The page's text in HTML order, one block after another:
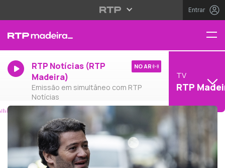
Entrar
RTP Notícias (RTP
Madeira)
Emissão em simultâneo com RTP
Notícias
NO AR
TV
RTP